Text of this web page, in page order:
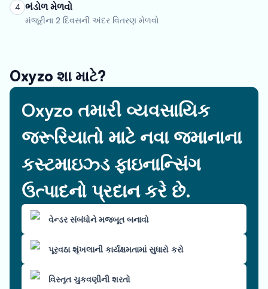
4 ભંડોળ મેળવો
મંજૂરીના 2 દિવસની અંદર વિતરણ મેળવો
Oxyzo શા માટે?
Oxyzo તમારી વ્યવસાયિક
જરૂરિયાતો માટે નવા જમાનાના
કસ્ટમાઇઝ્ડ ફાઇનાન્સિંગ
ઉત્પાદનો પ્રદાન કરે છે.
વેન્ડર સંબંધોને મજબૂત બનાવો
પૂરવઠા શૃંખલાની કાર્યક્ષમતામાં સુધારો કરો
વિસ્તૃત ચુકવણીની શરતો